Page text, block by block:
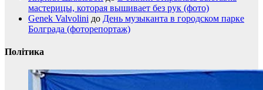
мастерицы, которая вышивает без рук (фото)
Genek Valvolini до День музыканта в городском парке
Болграда (фоторепортаж)
Політика